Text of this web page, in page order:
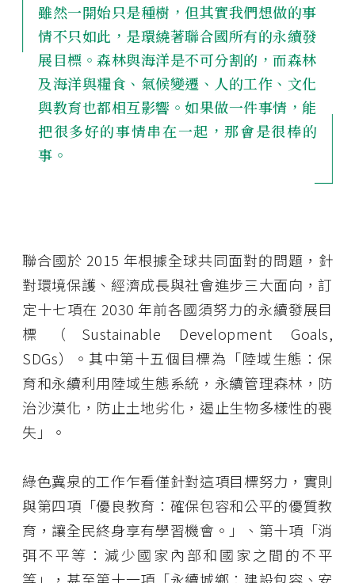
雖然一開始只是種樹，但其實我們想做的事
情不只如此，是環繞著聯合國所有的永續發
展目標。森林與海洋是不可分割的，而森林
及海洋與糧食、氣候變遷、人的工作、文化
與教育也都相互影響。如果做一件事情，能
把很多好的事情串在一起，那會是很棒的
事。
聯合國於 2015 年根據全球共同面對的問題，針
對環境保護、經濟成長與社會進步三大面向，訂
定十七項在 2030 年前各國須努力的永續發展目
標（Sustainable Development Goals,
SDGs）。其中第十五個目標為「陸域生態：保
育和永續利用陸域生態系統，永續管理森林，防
治沙漠化，防止土地劣化，遏止生物多樣性的喪
失」。
綠色冀泉的工作乍看僅針對這項目標努力，實則
與第四項「優良教育：確保包容和公平的優質教
育，讓全民終身享有學習機會。」、第十項「消
弭不平等：減少國家內部和國家之間的不平